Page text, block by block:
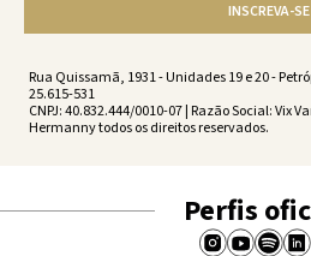
INSCREVA-SE
Rua Quissamã, 1931 - Unidades 19 e 20 -
25.615-531
CNPJ: 40.832.444/0010-07 | Razão Social: Vix
Hermanny todos os direitos reservados.
Perfis